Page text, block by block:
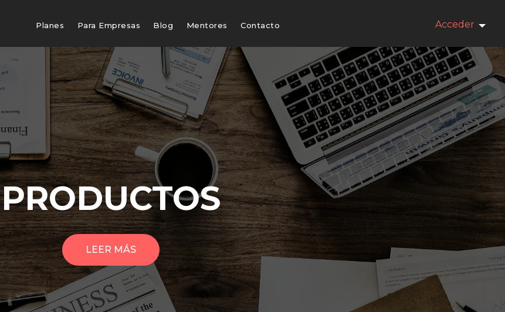
Planes Para Empresas Blog Mentores Contacto Acceder
PRODUCTOS
LEER MÁS